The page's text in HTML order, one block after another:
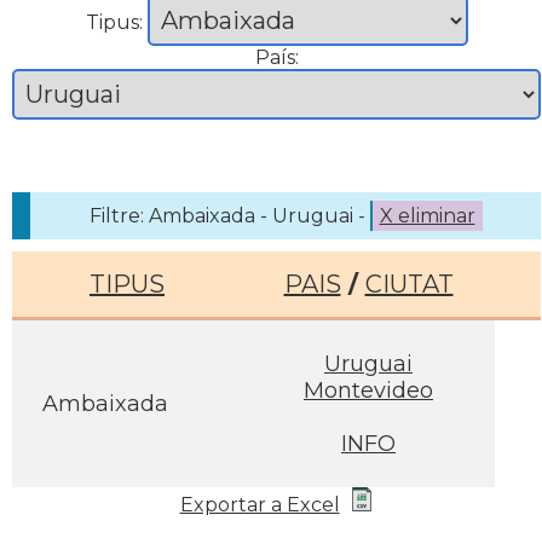
Tipus:
País:
Filtre: Ambaixada - Uruguai - X eliminar
TIPUS PAIS / CIUTAT
Ambaixada
Uruguai
Montevideo
INFO
Exportar a Excel